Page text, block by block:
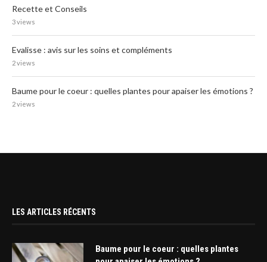
Recette et Conseils
3 views
Evalisse : avis sur les soins et compléments
2 views
Baume pour le coeur : quelles plantes pour apaiser les émotions ?
2 views
LES ARTICLES RÉCENTS
Baume pour le coeur : quelles plantes